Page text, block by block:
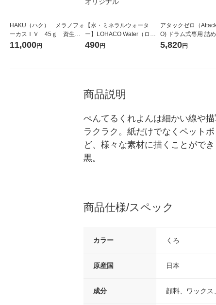
HAKU（ハク） メラノフォ
ーカスＩＶ 45ｇ 資生
堂 おまけ付き
11,000円
【水・ミネラルウォータ
ー】LOHACO Water（ロハ
コウォーター）2L ラベルレ
490円
アタックゼロ（
O) ドラム式専用 詰め
ガジャンボ 2300g 1
（2個入) 洗濯洗剤 花
5,820円
商品説明
ぺんてるくれよんは細かい線や
ラクラク。紙だけでなくペット
ど、様々な素材に描くことがで
黒。
商品仕様/スペック
カラー くろ
原産国 日本
成分 顔料、ワック